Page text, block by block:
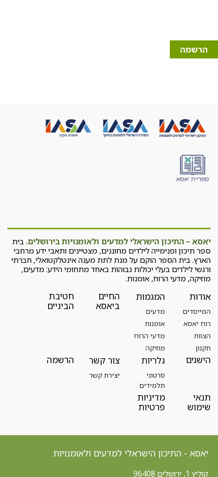
הרשמה
יאסא – התיכון הישראלי למדעים ולאומנויות בירושלים. בית
ספר תיכון ופנימייה לילדים מחוננים, מצטיינים ותאבי ידע מרחבי
הארץ. בית הספר הוקם על מנת לתת מענה אינטלקטואלי, חברתי
ורגשי לילדים בעלי יכולות גבוהות באחד מתחומי הידע: מדעים,
מוזיקה, מדעי הרוח, אומנות.
אודות
המייסדים
רוח יאסא
הצוות
תקנון
המגמות
מדעים
אומנות
מדעי הרוח
מוזיקה
החיים
ביאסא
חטיבת
הביניים
הישגים גלריות
סרטוני
תלמידים
צור קשר
יצירת קשר
הרשמה
תנאי
שימוש
מדיניות
פרטיות
יאסא - התיכון הישראלי למדעים ולאומנויות
קוליץ 1, ירושלים 96408